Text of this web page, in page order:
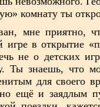
комнату ты
мне приятно,
игре в открытие
не о детских
Ты знаешь, что
для своего
ещё и заядлым